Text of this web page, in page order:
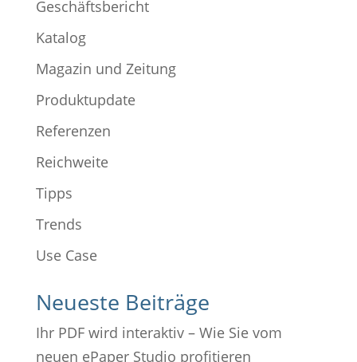
Geschäftsbericht
Katalog
Magazin und Zeitung
Produktupdate
Referenzen
Reichweite
Tipps
Trends
Use Case
Neueste Beiträge
Ihr PDF wird interaktiv – Wie Sie vom
neuen ePaper Studio profitieren